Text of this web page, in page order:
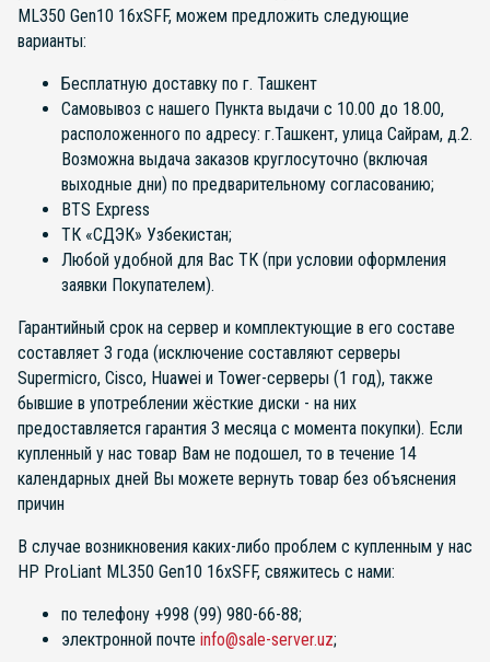
ML350 Gen10 16xSFF, можем предложить следующие
варианты:
Бесплатную доставку по г. Ташкент
Самовывоз с нашего Пункта выдачи с 10.00 до 18.00,
расположенного по адресу: г.Ташкент, улица Сайрам, д.2.
Возможна выдача заказов круглосуточно (включая
выходные дни) по предварительному согласованию;
BTS Express
ТК «СДЭК» Узбекистан;
Любой удобной для Вас ТК (при условии оформления
заявки Покупателем).
Гарантийный срок на сервер и комплектующие в его составе
составляет 3 года (исключение составляют серверы
Supermicro, Cisco, Huawei и Tower-серверы (1 год), также
бывшие в употреблении жёсткие диски - на них
предоставляется гарантия 3 месяца с момента покупки). Если
купленный у нас товар Вам не подошел, то в течение 14
календарных дней Вы можете вернуть товар без объяснения
причин
В случае возникновения каких-либо проблем с купленным у нас
HP ProLiant ML350 Gen10 16xSFF, свяжитесь с нами:
по телефону +998 (99) 980-66-88;
электронной почте info@sale-server.uz;